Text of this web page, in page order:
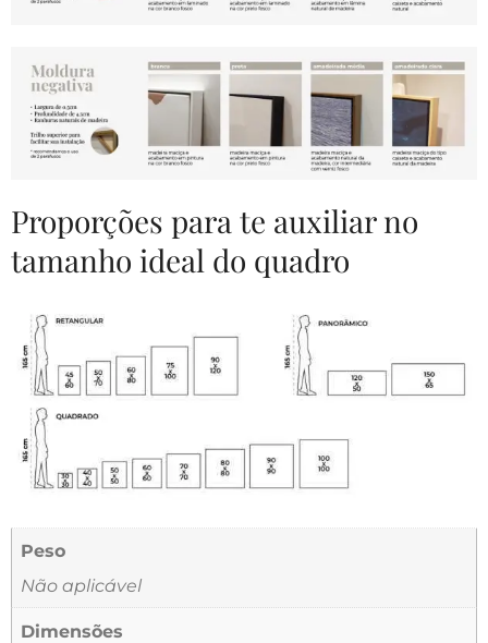
Proporções para te auxiliar no
tamanho ideal do quadro
Peso
Não aplicável
Dimensões